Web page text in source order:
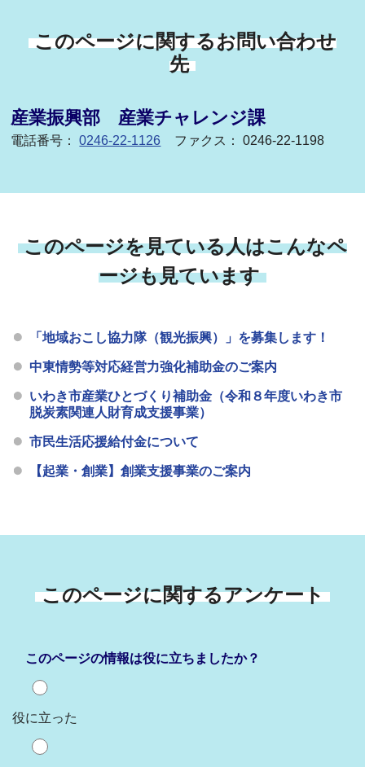
このページに関するお問い合わせ
先
産業振興部 産業チャレンジ課
電話番号：0246-22-1126 ファクス： 0246-22-1198
このページを見ている人はこんなペ
ージも見ています
「地域おこし協力隊（観光振興）」を募集します！
中東情勢等対応経営力強化補助金のご案内
いわき市産業ひとづくり補助金（令和８年度いわき市
脱炭素関連人財育成支援事業）
市民生活応援給付金について
【起業・創業】創業支援事業のご案内
このページに関するアンケート
このページの情報は役に立ちましたか？
役に立った